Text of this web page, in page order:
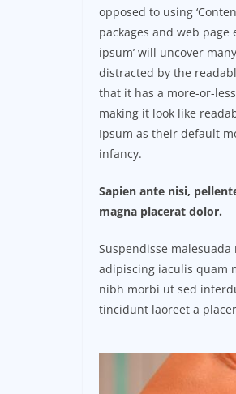
opposed to using
packages and web
ipsum’ will uncover
distracted by the
that it has a more-or-
making it look like
Ipsum as their default
infancy.
Sapien ante nisi,
magna placerat dolor.
Suspendisse
adipiscing iaculis quam
nibh morbi ut sed
tincidunt laoreet a